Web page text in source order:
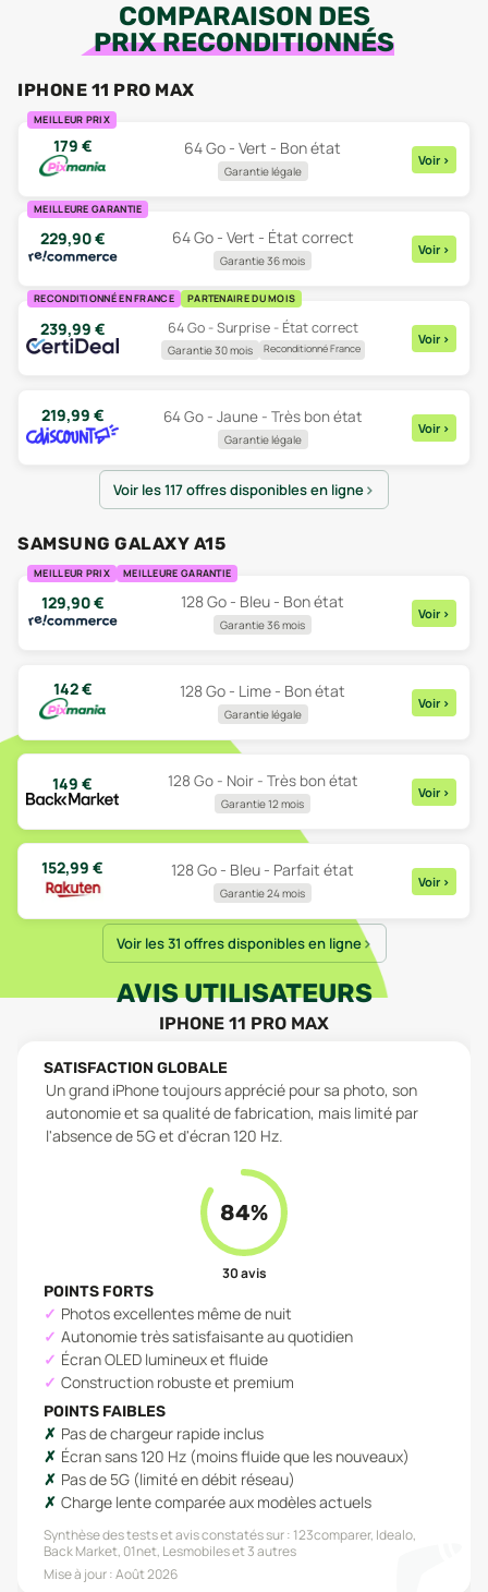
COMPARAISON DES
PRIX RECONDITIONNÉS
IPHONE 11 PRO MAX
MEILLEUR PRIX
179 € 64 Go - Vert - Bon état
Garantie légale
Voir >
MEILLEURE GARANTIE
229,90€ 64 Go - Vert - État correct
Garantie 36 mois
Voir >
RECONDITIONNÉ EN FRANCE PARTENAIRE DU MOIS
239,99 € 64 Go - Surprise - État correct
Garantie 30 mois Reconditionné France
Voir >
219,99 € 64 Go - Jaune - Très bon état
Garantie légale
Voir >
Voir les 117 offres disponibles en ligne
SAMSUNG GALAXY A15
MEILLEUR PRIX MEILLEURE GARANTIE
129,90€ 128 Go - Bleu - Bon état
Garantie 36 mois
Voir >
142€ 128 Go - Lime - Bon état
Garantie légale
Voir >
149 € 128 Go - Noir - Très bon état
Garantie 12 mois
Voir >
152,99 € 128 Go - Bleu - Parfait état
Garantie 24 mois
Voir >
Voir les 31 offres disponibles en ligne
AVIS UTILISATEURS
IPHONE 11 PRO MAX
SATISFACTION GLOBALE
Un grand iPhone toujours apprécié pour sa photo, son
autonomie et sa qualité de fabrication, mais limité par
l'absence de 5G et d'écran 120 Hz.
84%
30avis
POINTS FORTS
Photos excellentes même de nuit
Autonomie très satisfaisante au quotidien
Écran OLED lumineux et fluide
Construction robuste et premium
POINTS FAIBLES
Pas de chargeur rapide inclus
Écran sans 120 Hz (moins fluide que les nouveaux)
Pas de 5G (limité en débit réseau)
Charge lente comparée aux modèles actuels
Synthèse des tests et avis constatés sur : 123comparer, Idealo,
Back Market, 01net, Lesmobileset 3 autres
Mise à jour :Août 2026